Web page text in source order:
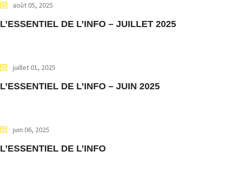
août 05, 2025
L’ESSENTIEL DE L’INFO – JUILLET 2025
juillet 01, 2025
L’ESSENTIEL DE L’INFO – JUIN 2025
juin 06, 2025
L’ESSENTIEL DE L’INFO